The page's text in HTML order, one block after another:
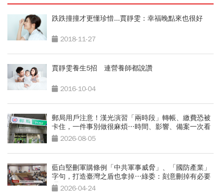
跌跌撞撞才更懂珍惜...賈靜雯：幸福晚點來也很好
2018-11-27
賈靜雯養生5招 連營養師都說讚
2016-10-04
郵局用戶注意！漢光演習「兩時段」轉帳、繳費恐被
卡住，一件事別做很麻煩…時間、影響、備案一次看
2026-08-05
藍白堅刪軍購條例「中共軍事威脅」、「國防產業」
字句，打造臺灣之盾也拿掉…綠委：刻意刪掉有必要
嗎 2026-04-24